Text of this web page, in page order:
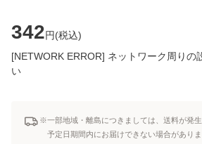
342円(税込)
[NETWORK ERROR] ネットワーク周りの
い
※一部地域・離島につきましては、送料が発
予定日期間内にお届けできない場合があり